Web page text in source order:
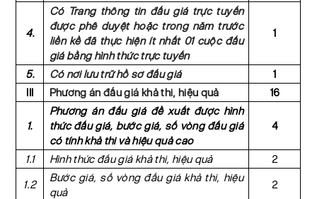
4.
Có Trang thông tin đấu giá trực tuyến
được phê duyệt hoặc trong năm trước
liền kề đã thực hiện ít nhất 01 cuộc đấu
giá bằng hình thức trực tuyến
1
5. Có nơi lưu trữ hồ sơ đấu giá
1
III
Phương án đấu giá khả thi, hiệu quả 16
1.
Phương án đấu giá đề xuất được hình
thức đấu giá, bước giá, số vòng đấu giá
có tính khả thi và hiệu quả cao
4
1.1 Hình thức đấu giá khả thi, hiệu quả 2
1.2
Bước giá, số vòng đấu giá khả thi, hiệu
quả
2